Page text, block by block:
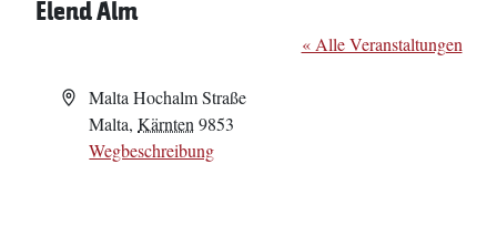
Elend Alm
« Alle Veranstaltungen
AdresseMalta Hochalm Straße
Malta, Kärnten 9853
Wegbeschreibung